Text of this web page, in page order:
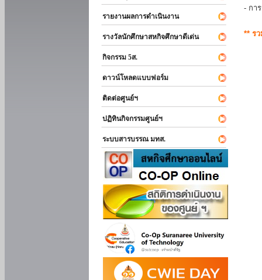
รายงานผลการดำเนินงาน
รางวัลนักศึกษาสหกิจศึกษาดีเด่น
กิจกรรม 5ส.
ดาวน์โหลดแบบฟอร์ม
ติดต่อศูนย์ฯ
ปฏิทินกิจกรรมศูนย์ฯ
ระบบสารบรรณ มทส.
- กา
** ร